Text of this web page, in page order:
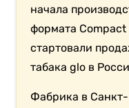
начала
формата Compact
стартовали
табака glo в
Фабрика в